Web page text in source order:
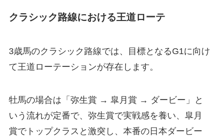
クラシック路線における王道ローテ
3歳馬のクラシック路線では、目標となるG1に向け
て王道ローテーションが存在します。
牡馬の場合は「弥生賞 → 皐月賞 → ダービー」と
いう流れが定番で、弥生賞で実戦感を養い、皐月
賞でトップクラスと激突し、本番の日本ダービー